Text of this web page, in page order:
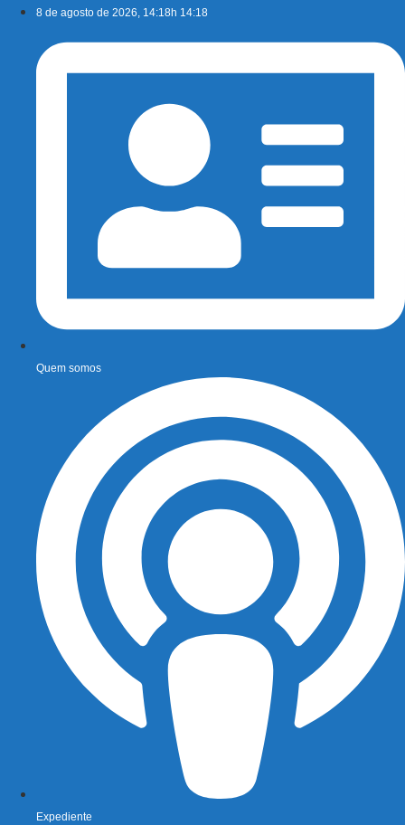
conteúdo
8 de agosto de 2026, 14:18h 14:18
Quem somos
Expediente